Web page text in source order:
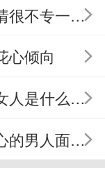
他们的优
。
感情难
追求精神
一的星座女
心倾向
什么面相
面相分析